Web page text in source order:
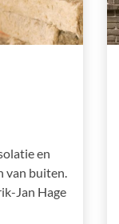
en
van buiten.
Jan Hage